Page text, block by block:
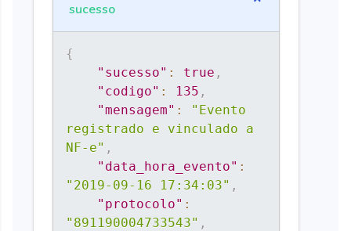
sucesso
{
"sucesso" : true ,
"codigo" : 135 ,
"mensagem" :
"Evento
registrado e vinculado a
NF-e" ,
"data_hora_evento" :
"2019-09-16 17:34:03" ,
"protocolo" :
"891190004733543" ,